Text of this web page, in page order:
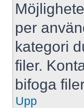
per
kategori
filer.
bifoga
Upp